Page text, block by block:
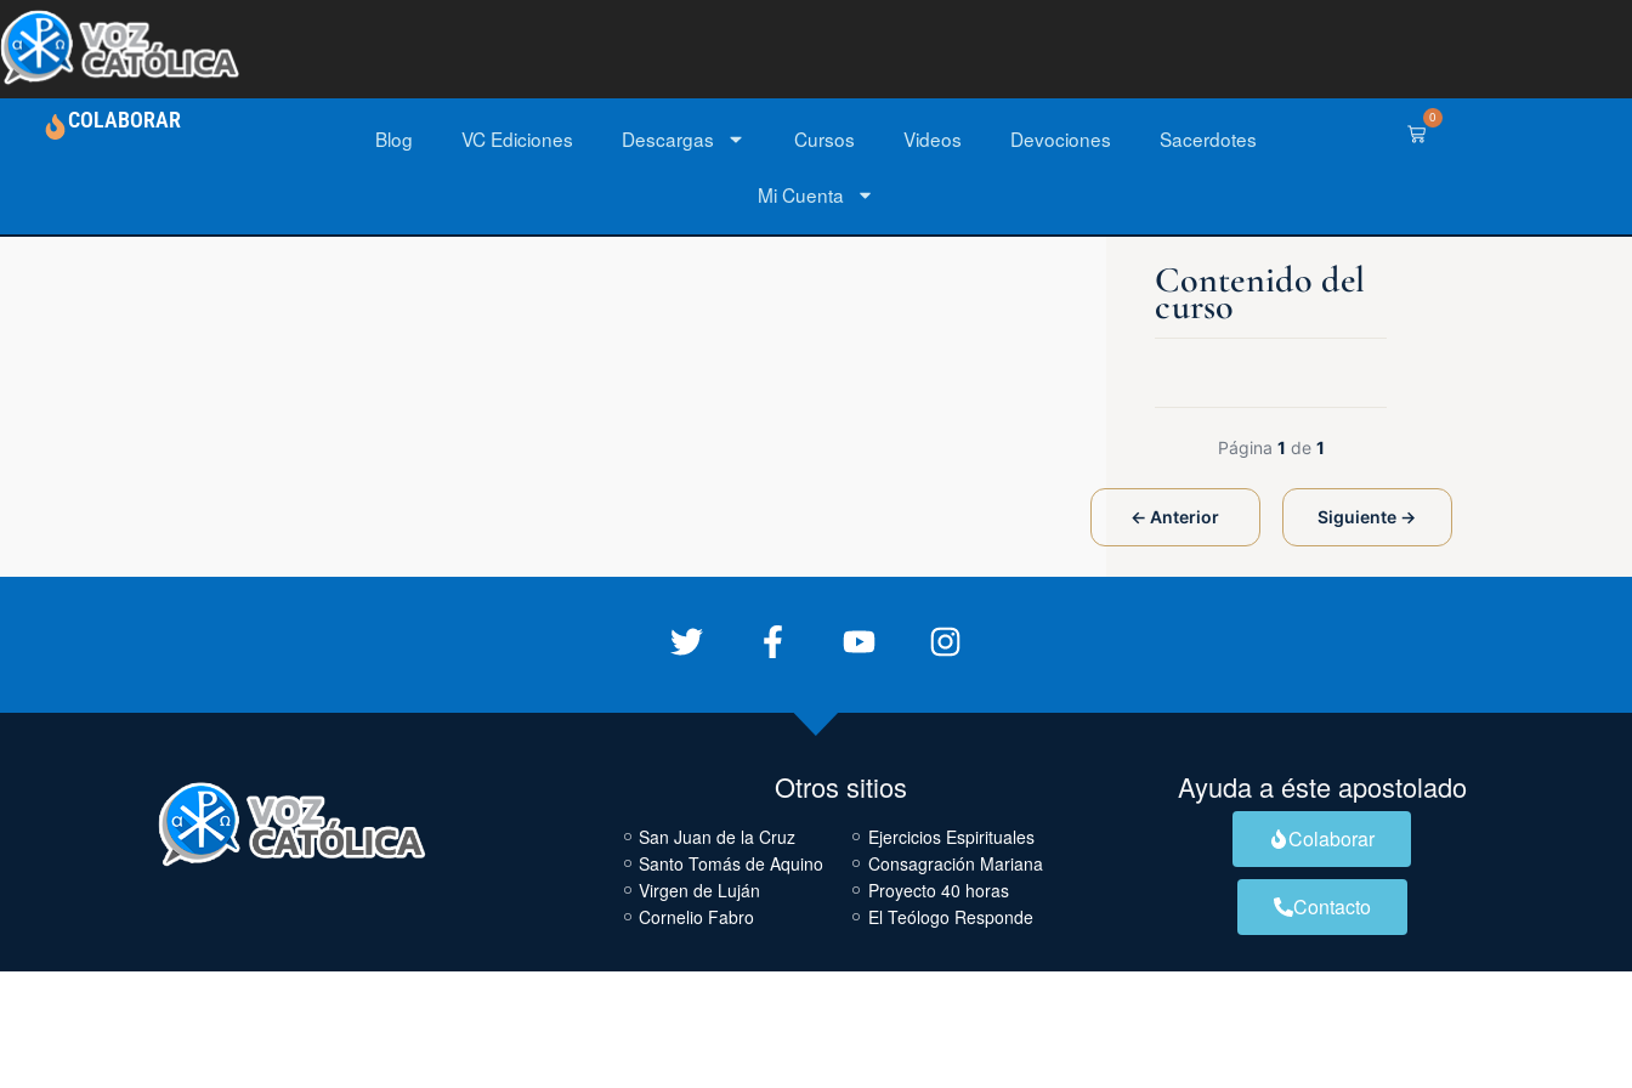
COLABORAR
Blog VC Ediciones Descargas Cursos Videos Devociones Sacerdotes
Mi Cuenta
0
← Anterior
Página 1 de 1
Siguiente →
Otros sitios
San Juan de la Cruz
Santo Tomás de Aquino
Virgen de Luján
Cornelio Fabro
Ejercicios Espirituales
Consagración Mariana
Proyecto 40 horas
El Teólogo Responde
Ayuda a éste apostolado
Colaborar
Contacto